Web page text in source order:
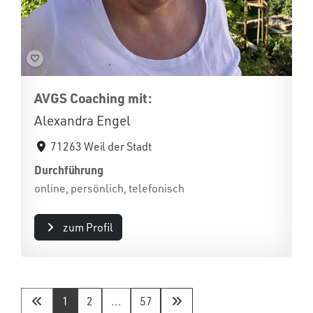
AVGS Coaching mit:
Alexandra Engel
71263 Weil der Stadt
Durchführung
online, persönlich, telefonisch
zum Profil
1 2 ... 57